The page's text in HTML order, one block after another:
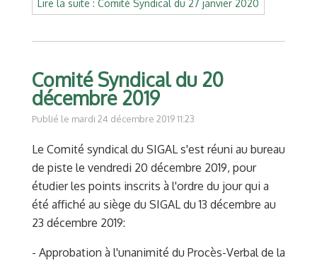
Lire la suite : Comité Syndical du 27 janvier 2020
Comité Syndical du 20
décembre 2019
Publié le mardi 24 décembre 2019 11:23
Le Comité syndical du SIGAL s'est réuni au bureau
de piste le vendredi 20 décembre 2019, pour
étudier les points inscrits à l'ordre du jour qui a
été affiché au siège du SIGAL du 13 décembre au
23 décembre 2019:
- Approbation à l'unanimité du Procès-Verbal de la